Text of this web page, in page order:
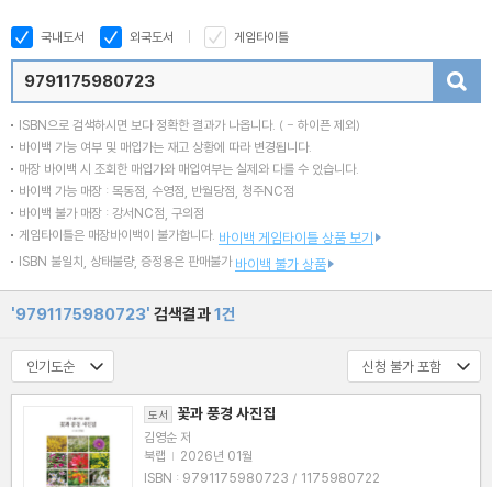
국내도서 외국도서 게임타이틀
ISBN으로 검색하시면 보다 정확한 결과가 나옵니다. ( - 하이픈 제외)
바이백 가능 여부 및 매입가는 재고 상황에 따라 변경됩니다.
매장 바이백 시 조회한 매입가와 매입여부는 실제와 다를 수 있습니다.
바이백 가능 매장 : 목동점, 수영점, 반월당점, 청주NC점
바이백 불가 매장 : 강서NC점, 구의점
게임타이틀은 매장바이백이 불가합니다. 바이백 게임타이틀 상품 보기
ISBN 불일치, 상태불량, 증정용은 판매불가 바이백 불가 상품
'9791175980723' 검색결과1건
도서 꽃과 풍경 사진집
김영순 저
북랩 | 2026년 01월
ISBN : 9791175980723 / 1175980722